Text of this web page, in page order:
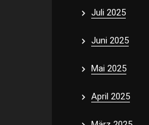
Juli 2025
Juni 2025
Mai 2025
April 2025